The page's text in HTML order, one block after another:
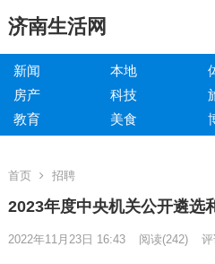
济南生活网
新闻 本地
房产
科技
教育
美食
首页 招聘
2023年度中央机关公开遴选
2022年11月23日 16:43 阅读(242)